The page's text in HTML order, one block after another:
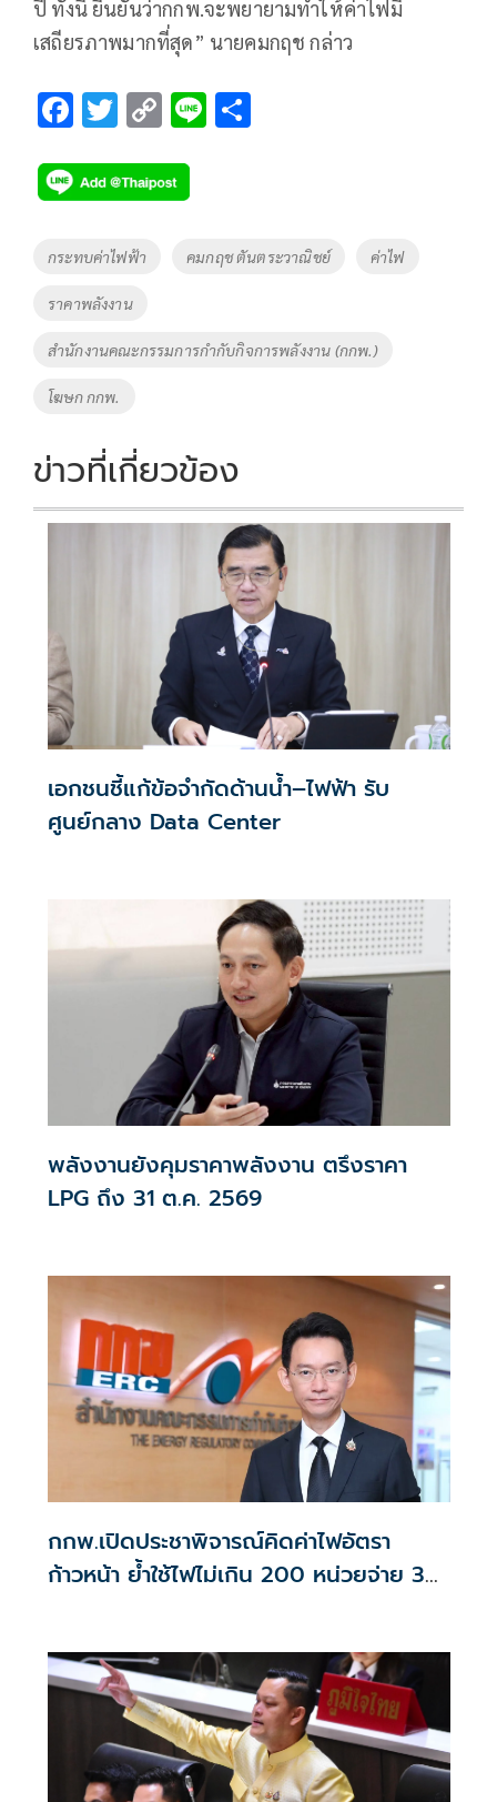
ปี ทั้งนี้ ยืนยันว่ากกพ.จะพยายามทำให้ค่าไฟมี
เสถียรภาพมากที่สุด” นายคมกฤช กล่าว
F
e
b
o
k
T
tt
er
C
p
y
Li
Li
Tags
กระทบค่าไฟฟ้า คมกฤช ตันตระวาณิชย์ ค่าไฟ
ราคาพลังงาน
สำนักงานคณะกรรมการกำกับกิจการพลังงาน (กกพ.)
โฆษก กกพ.
ข่าวที่เกี่ยวข้อง
เอกชนชี้แก้ข้อจำกัดด้านน้ำ–ไฟฟ้า รับ
ศูนย์กลาง Data Center
พลังงานยังคุมราคาพลังงาน ตรึงราคา
LPG ถึง 31 ต.ค. 2569
กกพ.เปิดประชาพิจารณ์คิดค่าไฟอัตรา
ก้าวหน้า ย้ำใช้ไฟไม่เกิน 200 หน่วยจ่าย 3